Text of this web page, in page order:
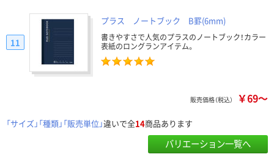
プラス ノートブック B罫(6mm)
書きやすさで人気のプラスのノートブック！カラー
表紙のロングランアイテム。
11
販売価格（税込） ￥69～
「サイズ」「種類」「販売単位」違いで全14商品あります
バリエーション一覧へ